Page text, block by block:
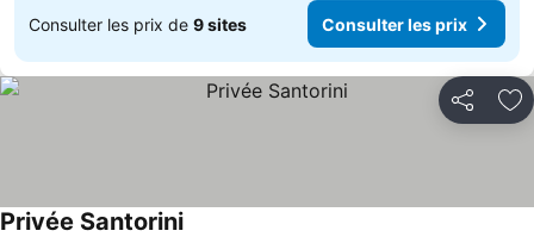
Consulter les prix de 9 sites Consulter les prix
Partager
Privée Santorini